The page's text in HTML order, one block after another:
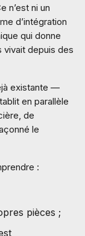
n’est ni un
d’intégration
qui donne
vivait depuis des
existante —
en parallèle
de
le
:
pièces ;